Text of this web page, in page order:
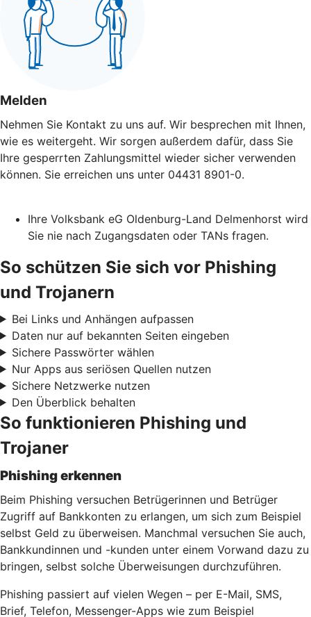
Melden
Nehmen Sie Kontakt zu uns auf. Wir besprechen mit Ihnen,
wie es weitergeht. Wir sorgen außerdem dafür, dass Sie
Ihre gesperrten Zahlungsmittel wieder sicher verwenden
können. Sie erreichen uns unter 04431 8901-0.
Ihre Volksbank eG Oldenburg-Land Delmenhorst wird
Sie nie nach Zugangsdaten oder TANs fragen.
So schützen Sie sich vor Phishing
und Trojanern
Bei Links und Anhängen aufpassen
Daten nur auf bekannten Seiten eingeben
Sichere Passwörter wählen
Nur Apps aus seriösen Quellen nutzen
Sichere Netzwerke nutzen
Den Überblick behalten
So funktionieren Phishing und
Trojaner
Phishing erkennen
Beim Phishing versuchen Betrügerinnen und Betrüger
Zugriff auf Bankkonten zu erlangen, um sich zum Beispiel
selbst Geld zu überweisen. Manchmal versuchen Sie auch,
Bankkundinnen und -kunden unter einem Vorwand dazu zu
bringen, selbst solche Überweisungen durchzuführen.
Phishing passiert auf vielen Wegen – per E-Mail, SMS,
Brief, Telefon, Messenger-Apps wie zum Beispiel